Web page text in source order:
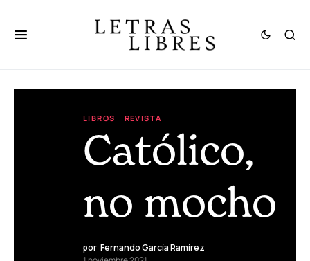
LIBROS REVISTA
Católico,
no mocho
por Fernando García Ramírez